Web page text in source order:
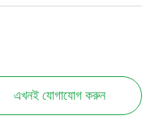
এখনই যোগাযোগ করুন